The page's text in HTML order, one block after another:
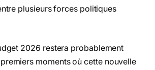
plusieurs forces politiques
2026 restera probablement
moments où cette nouvelle